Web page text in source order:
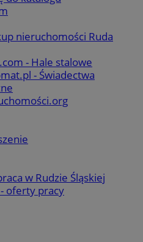
nieruchomości Ruda
- Hale stalowe
- Świadectwa
w Rudzie Śląskiej
oferty pracy